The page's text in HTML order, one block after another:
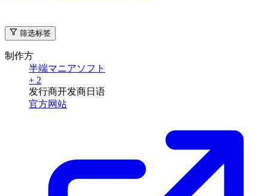
筛选标签
制作方
半端マニアソフト
+ 2
发行商开发商日语
官方网站